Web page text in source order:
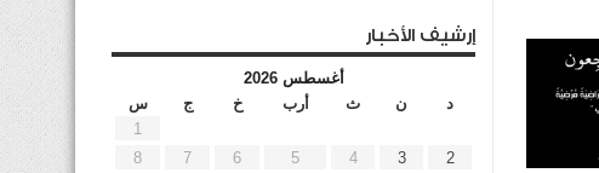
إرشيف الأخبار
أغسطس 2026
د
ن ث أرب خ ج
س
1
2
3
4
5
6
7
8